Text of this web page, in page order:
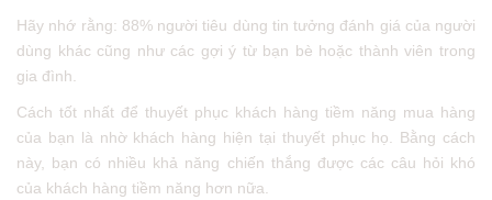
Hãy nhớ rằng: 88% người tiêu dùng tin tưởng đánh giá của người
dùng khác cũng như các gợi ý từ bạn bè hoặc thành viên trong
gia đình.
Cách tốt nhất để thuyết phục khách hàng tiềm năng mua hàng
của bạn là nhờ khách hàng hiện tại thuyết phục họ. Bằng cách
này, bạn có nhiều khả năng chiến thắng được các câu hỏi khó
của khách hàng tiềm năng hơn nữa.